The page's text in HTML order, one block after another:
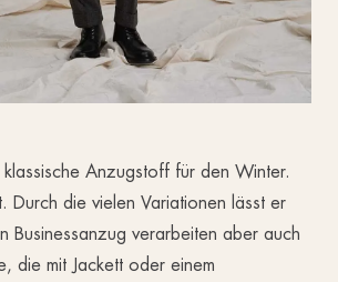
Anzugstoff für den Winter.
Durch die vielen Variationen lässt er
Businessanzug verarbeiten aber auch
die mit Jackett oder einem